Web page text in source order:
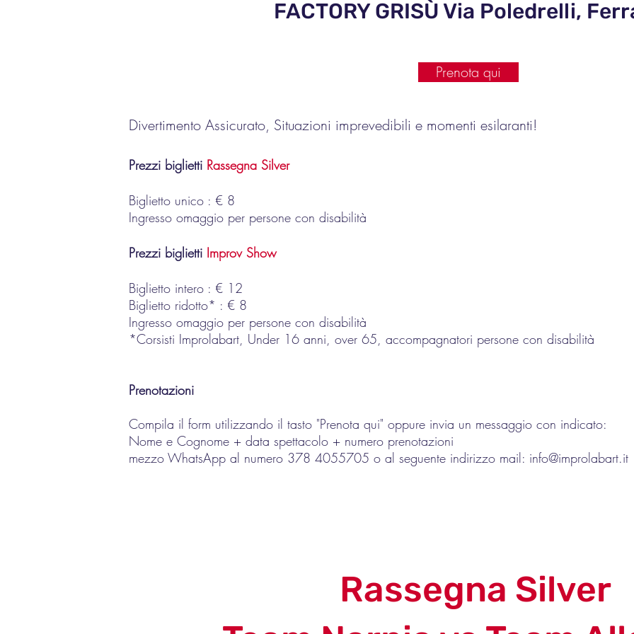
FACTORY GRISÙ Via Poledrelli,
Divertimento Assicurato, Situazioni imprevedibili e momenti esilaranti!
Prezzi biglietti Rassegna Silver
Biglietto unico : € 8
Ingresso omaggio per persone con disabilità
Prezzi biglietti Improv Show
Biglietto intero : € 12
Biglietto ridotto* : € 8
Ingresso omaggio per persone con disabilità
*Corsisti Improlabart, Under 16 anni, over 65, accompagnatori persone con disabilità
Prenotazioni
Compila il form utilizzando il tasto "Prenota qui" oppure invia un messaggio con indicato:
Nome e Cognome + data spettacolo + numero prenotazioni
mezzo WhatsApp al numero 378 4055705 o al seguente indirizzo mail: info@improlabart.it
Prenota qui
Rassegna Silver